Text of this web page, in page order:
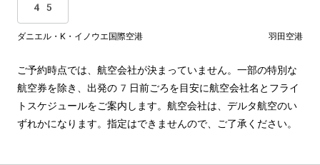
45
ダニエル・K・イノウエ国際空港 羽田空港
ご予約時点では、航空会社が決まっていません。一部の特別な
航空券を除き、出発の7日前ごろを目安に航空会社名とフライ
トスケジュールをご案内します。航空会社は、デルタ航空のい
ずれかになります。指定はできませんので、ご了承ください。